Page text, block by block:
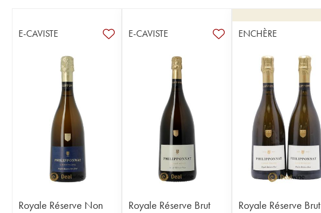
E-CAVISTE
Royale Réserve Non
E-CAVISTE
Royale Réserve Brut
ENCHÈRE
Royale Réserve Brut